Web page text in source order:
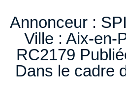
Annonceur :
Ville : Aix-en-
RC2179
Dans le cadre